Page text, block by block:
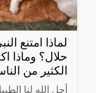
لماذا امتنع
حلال؟ وماذا
الكثير من
أحل الله لنا